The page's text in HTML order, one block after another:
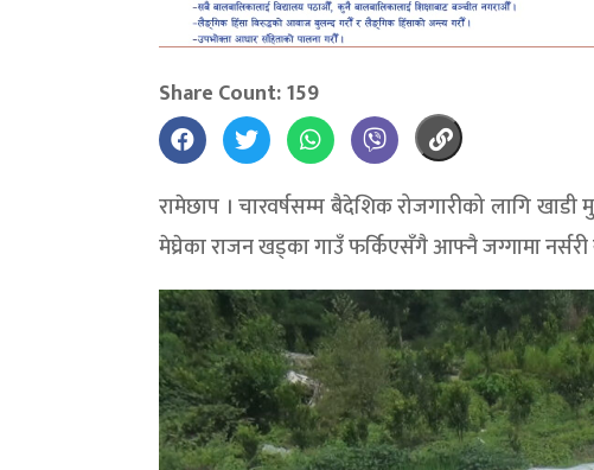
Share Count: 159
रामेछाप । चारवर्षसम्म बैदेशिक रोजगारीको लागि
मेघ्रेका राजन खड्का गाउँ फर्किएसँगै आफ्नै जग्गामा